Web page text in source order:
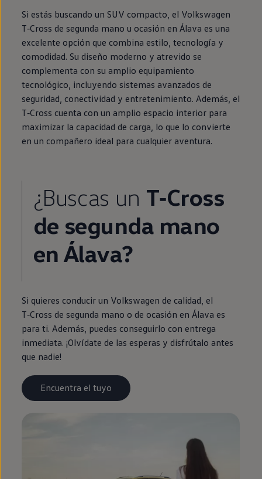
Si estás buscando un SUV compacto, el Volkswagen
T‑Cross de segunda mano u ocasión en Álava es una
excelente opción que combina estilo, tecnología y
comodidad. Su diseño moderno y atrevido se
complementa con su amplio equipamiento
tecnológico, incluyendo sistemas avanzados de
seguridad, conectividad y entretenimiento. Además, el
T‑Cross cuenta con un amplio espacio interior para
maximizar la capacidad de carga, lo que lo convierte
en un compañero ideal para cualquier aventura.
¿Buscas un T‑Cross
de segunda mano
en Álava?
Si quieres conducir un Volkswagen de calidad, el
T‑Cross de segunda mano o de ocasión en Álava es
para ti. Además, puedes conseguirlo con entrega
inmediata. ¡Olvídate de las esperas y disfrútalo antes
que nadie!
Encuentra el tuyo